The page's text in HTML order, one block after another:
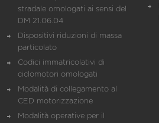
stradale omologati ai sensi del
DM 21.06.04
Dispositivi riduzioni di massa
particolato
Codici immatricolativi di
ciclomotori omologati
Modalità di collegamento al
CED motorizzazione
Modalità operative per il